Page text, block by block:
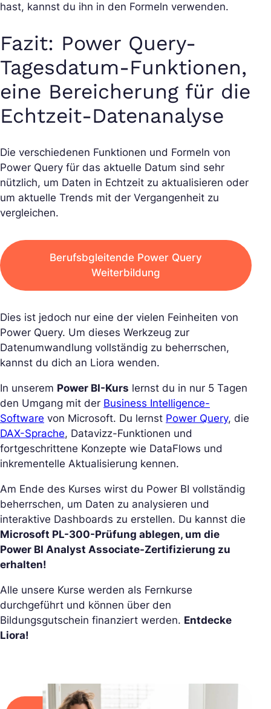
hast, kannst du ihn in den Formeln verwenden.
Fazit: Power Query-
Tagesdatum-Funktionen,
eine Bereicherung für die
Echtzeit-Datenanalyse
Die verschiedenen Funktionen und Formeln von
Power Query für das aktuelle Datum sind sehr
nützlich, um Daten in Echtzeit zu aktualisieren oder
um aktuelle Trends mit der Vergangenheit zu
vergleichen.
Berufsbgleitende Power Query
Weiterbildung
Dies ist jedoch nur eine der vielen Feinheiten von
Power Query. Um dieses Werkzeug zur
Datenumwandlung vollständig zu beherrschen,
kannst du dich an Liora wenden.
In unserem Power BI-Kurs lernst du in nur 5 Tagen
den Umgang mit der Business Intelligence-
Software von Microsoft. Du lernst Power Query, die
DAX-Sprache, Datavizz-Funktionen und
fortgeschrittene Konzepte wie DataFlows und
inkrementelle Aktualisierung kennen.
Am Ende des Kurses wirst du Power BI vollständig
beherrschen, um Daten zu analysieren und
interaktive Dashboards zu erstellen. Du kannst die
Microsoft PL-300-Prüfung ablegen, um die
Power BI Analyst Associate-Zertifizierung zu
erhalten!
Alle unsere Kurse werden als Fernkurse
durchgeführt und können über den
Bildungsgutschein finanziert werden. Entdecke
Liora!